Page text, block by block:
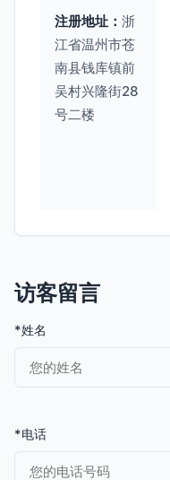
注册地址： 浙
江省温州市苍
南县钱库镇前
吴村兴隆街28
号二楼
访客留言
*姓名
*电话